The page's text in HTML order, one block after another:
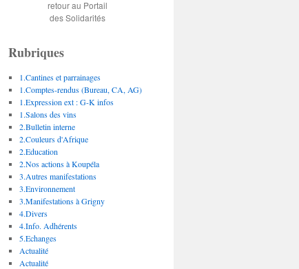
retour au Portail
des Solidarités
Rubriques
1.Cantines et parrainages
1.Comptes-rendus (Bureau, CA, AG)
1.Expression ext : G-K infos
1.Salons des vins
2.Bulletin interne
2.Couleurs d'Afrique
2.Education
2.Nos actions à Koupéla
3.Autres manifestations
3.Environnement
3.Manifestations à Grigny
4.Divers
4.Info. Adhérents
5.Echanges
Actualité
Actualité